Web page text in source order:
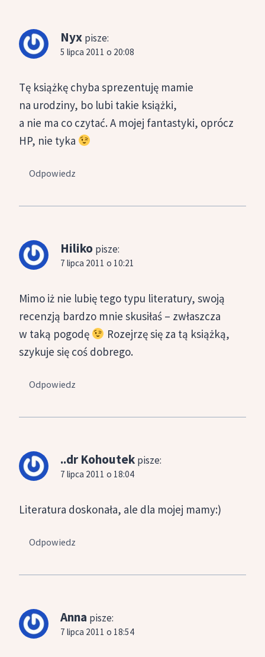
Nyx pisze:
5 lipca 2011 o 20:08
Tę książkę chyba sprezentuję mamie
na urodziny, bo lubi takie książki,
a nie ma co czytać. A mojej fantastyki, oprócz
HP, nie tyka
Odpowiedz
Hiliko pisze:
7 lipca 2011 o 10:21
Mimo iż nie lubię tego typu literatury, swoją
recenzją bardzo mnie skusiłaś – zwłaszcza
w taką pogodę
Rozejrzę się za tą książką,
szykuje się coś dobrego.
Odpowiedz
..dr Kohoutek pisze:
7 lipca 2011 o 18:04
Literatura doskonała, ale dla mojej mamy:)
Odpowiedz
Anna pisze:
7 lipca 2011 o 18:54